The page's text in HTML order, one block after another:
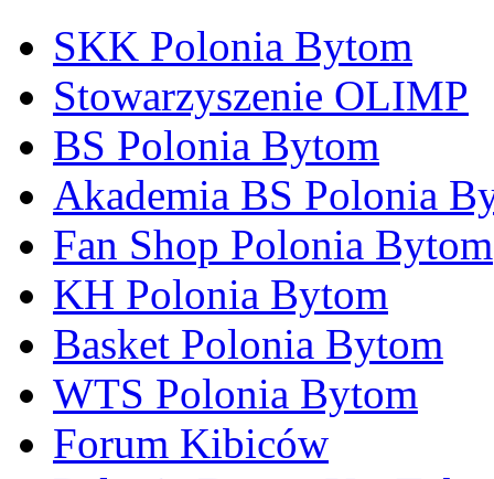
SKK Polonia Bytom
Stowarzyszenie OLIMP
BS Polonia Bytom
Akademia BS Polonia
Fan Shop Polonia Bytom
KH Polonia Bytom
Basket Polonia Bytom
WTS Polonia Bytom
Forum Kibiców